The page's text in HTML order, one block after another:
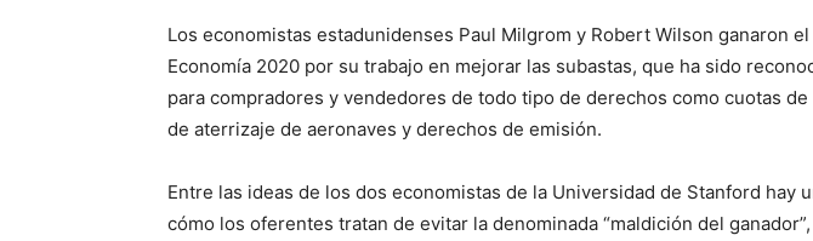
Los economistas estadunidenses Paul Milgrom y Robert Wilson ganaron
Economía 2020 por su trabajo en mejorar las subastas, que ha sido
para compradores y vendedores de todo tipo de derechos como cuotas
de aterrizaje de aeronaves y derechos de emisión.
Entre las ideas de los dos economistas de la Universidad de Stanford hay
cómo los oferentes tratan de evitar la denominada “maldición del